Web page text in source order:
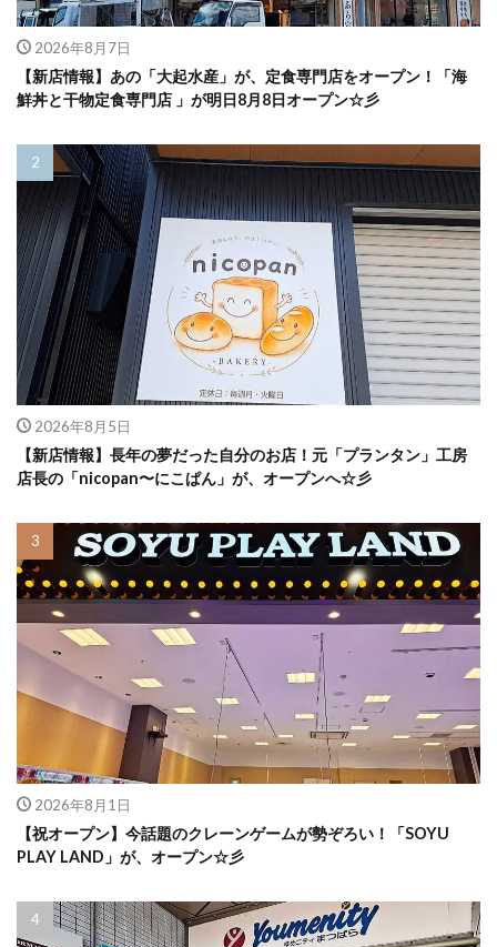
2026年8月7日
【新店情報】あの「大起水産」が、定食専門店をオープン！「海
鮮丼と干物定食専門店 」が明日8月8日オープン☆彡
2026年8月5日
【新店情報】長年の夢だった自分のお店！元「プランタン」工房
店長の「nicopan〜にこぱん」が、オープンへ☆彡
2026年8月1日
【祝オープン】今話題のクレーンゲームが勢ぞろい！「SOYU
PLAY LAND」が、オープン☆彡